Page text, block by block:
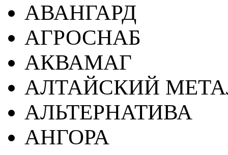
АВАНГАРД
АГРОСНАБ
АКВАМАГ
АЛТАЙСКИЙ
АЛЬТЕРНАТИВА
АНГОРА